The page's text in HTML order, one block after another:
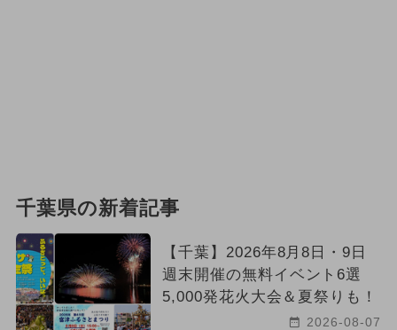
千葉県の新着記事
【千葉】2026年8月8日・9日
週末開催の無料イベント6選
5,000発花火大会＆夏祭りも！
2026-08-07